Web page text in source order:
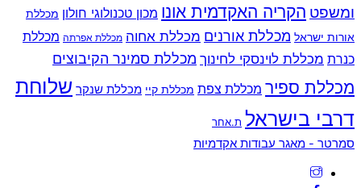
ומשפט הקריה האקדמית אונו מכון טכנולוגי חולון מכללת
אורות ישראל מכללת אורנים מכללת אחוה מכללת אפרתה מכללת
כנרת מכללת לוינסקי לחינוך מכללת סמינר הקיבוצים
מכללת ספיר מכללת צפת מכללת קיי מכללת שנקר שלוחת
דרבי בישראל ת.אחר
Back
Top
סמרטר - מאגר עבודות אקדמיות